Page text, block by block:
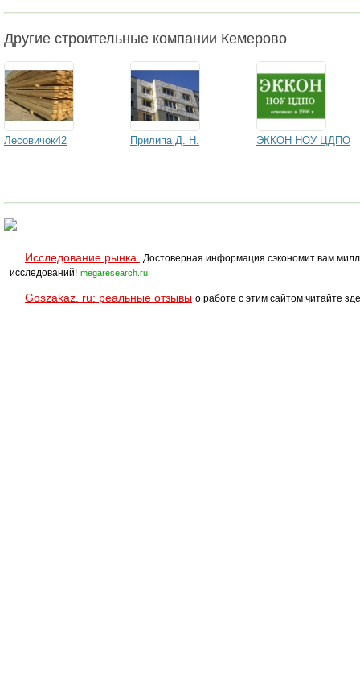
Другие строительные компании Кемерово
Лесовичок42 Прилипа Д. Н. ЭККОН НОУ ЦДПО
Исследование рынка.
Достоверная информация сэкономит вам
исследований! megaresearch.ru
Goszakaz. ru: реальные отзывы о работе с этим сайтом читайте